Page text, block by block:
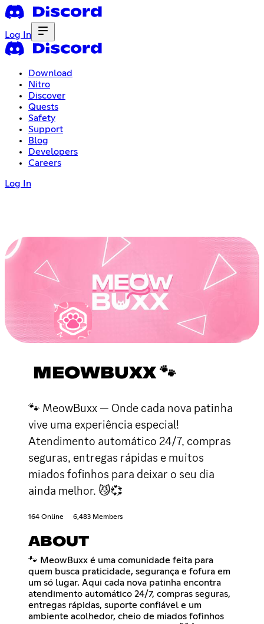
Log In
Download
Nitro
Discover
Quests
Safety
Support
Blog
Developers
Careers
Log In
MEOWBUXX 🐾
🐾 MeowBuxx — Onde cada nova patinha
vive uma experiência especial!
Atendimento automático 24/7, compras
seguras, entregas rápidas e muitos
miados fofinhos para deixar o seu dia
ainda melhor. 😼💞
164 Online 6,483 Members
ABOUT
🐾 MeowBuxx é uma comunidade feita para
quem busca praticidade, segurança e fofura em
um só lugar. Aqui cada nova patinha encontra
atendimento automático 24/7, compras seguras,
entregas rápidas, suporte confiável e um
ambiente acolhedor, cheio de miados fofinhos